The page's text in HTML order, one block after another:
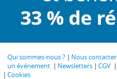
Qui sommes-nous ? Nous contacter
un événement
Newsletters CGV
Cookies